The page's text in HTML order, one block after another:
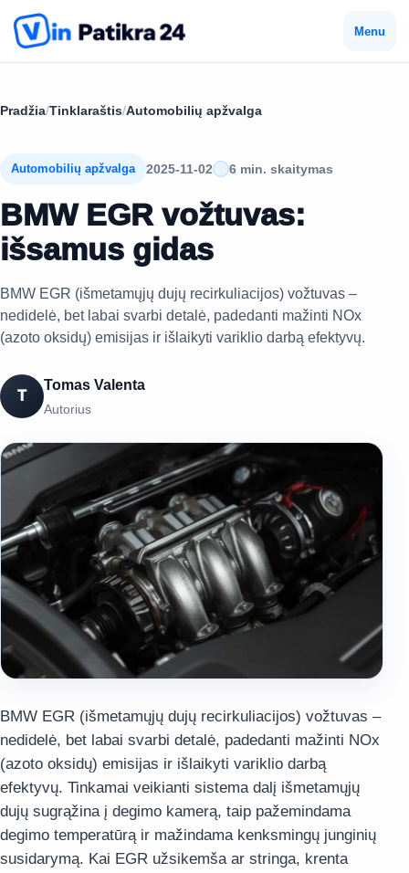
Menu
Pradžia/Tinklaraštis/Automobilių apžvalga
Automobilių apžvalga 2025-11-02 6 min. skaitymas
BMW EGR vožtuvas:
išsamus gidas
BMW EGR (išmetamųjų dujų recirkuliacijos) vožtuvas –
nedidelė, bet labai svarbi detalė, padedanti mažinti NOx
(azoto oksidų) emisijas ir išlaikyti variklio darbą efektyvų.
T
Tomas Valenta
Autorius
BMW EGR (išmetamųjų dujų recirkuliacijos) vožtuvas –
nedidelė, bet labai svarbi detalė, padedanti mažinti NOx
(azoto oksidų) emisijas ir išlaikyti variklio darbą
efektyvų. Tinkamai veikianti sistema dalį išmetamųjų
dujų sugrąžina į degimo kamerą, taip pažemindama
degimo temperatūrą ir mažindama kenksmingų junginių
susidarymą. Kai EGR užsikemša ar stringa, krenta